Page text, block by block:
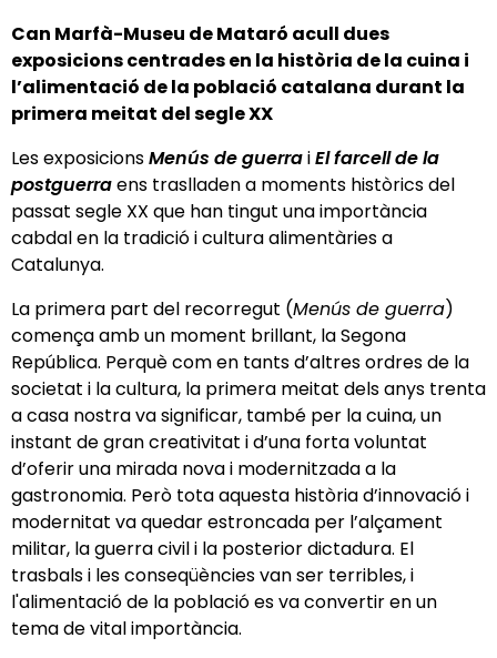
Can Marfà-Museu de Mataró acull dues
exposicions centrades en la història de la cuina i
l’alimentació de la població catalana durant la
primera meitat del segle XX
Les exposicionsMenús de guerraiEl farcell de la
postguerraens traslladen a moments històrics del
passat segle XX que han tingut una importància
cabdal en la tradició i cultura alimentàries a
Catalunya.
La primera part del recorregut (Menús de guerra)
comença amb un moment brillant, la Segona
República. Perquè com en tants d’altres ordres de la
societat i la cultura, la primera meitat dels anys trenta
a casa nostra va significar, també per la cuina, un
instant de gran creativitat i d’una forta voluntat
d’oferir una mirada nova i modernitzada a la
gastronomia. Però tota aquesta història d’innovació i
modernitat va quedar estroncada per l’alçament
militar, la guerra civil i la posterior dictadura. El
trasbals i les conseqüències van ser terribles, i
l'alimentació de la població es va convertir en un
tema de vital importància.